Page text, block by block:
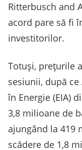
Ritterbusch and
acord pare să fi
investitorilor.
Totuşi, preţurile
sesiunii, după
în Energie (EIA)
3,8 milioane de
ajungând la 419
scădere de 1,8